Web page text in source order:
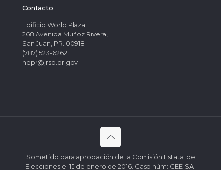
Contacto
Edificio World Plaza
268 Avenida Muñoz Rivera,
San Juan, PR. 00918
(787) 523-6262
nepr@jrsp.pr.gov
Sometido para aprobación de la Comisión Estatal de
Elecciones el 15 de enero de 2016. Caso núm: CEE-SA-